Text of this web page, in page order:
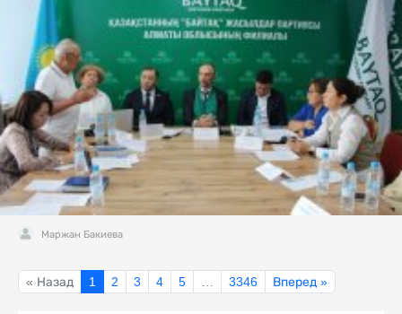
Маржан Бакиева
« Назад 1 2 3 4 5 3346 Вперед »